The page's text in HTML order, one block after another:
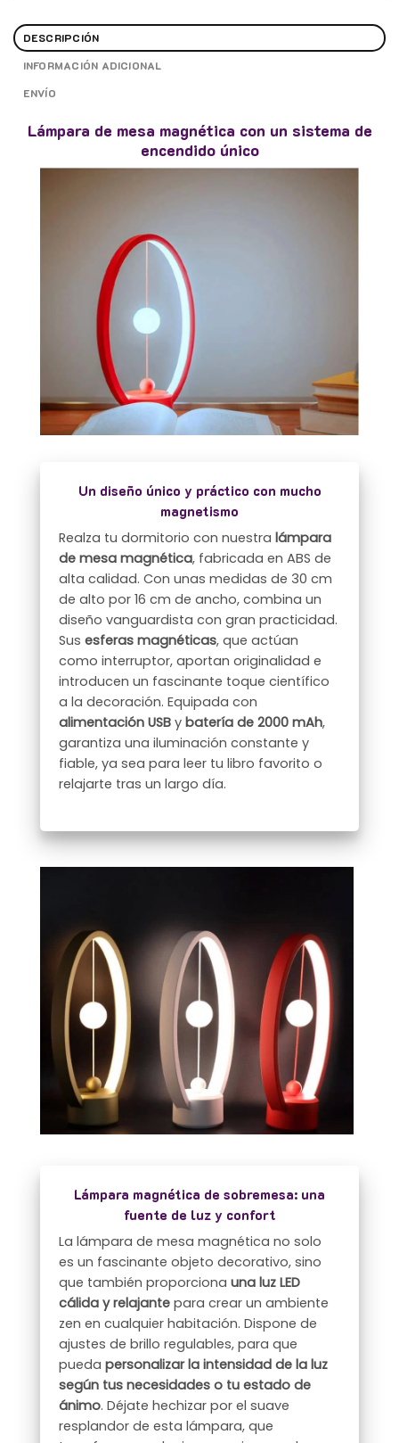
DESCRIPCIÓN
INFORMACIÓN ADICIONAL
ENVÍO
Lámpara de mesa magnética con un sistema de
encendido único
Un diseño único y práctico con mucho
magnetismo
Realza tu dormitorio con nuestralámpara
de mesa magnética, fabricada en ABS de
alta calidad. Con unas medidas de 30 cm
de alto por 16 cm de ancho, combina un
diseño vanguardista con gran practicidad.
Susesferas magnéticas, que actúan
como interruptor, aportan originalidad e
introducen un fascinante toque científico
a la decoración. Equipada con
alimentación USB ybatería de 2000 mAh,
garantiza una iluminación constante y
fiable, ya sea para leer tu libro favorito o
relajarte tras un largo día.
Lámpara magnética de sobremesa: una
fuente de luz y confort
La lámpara de mesa magnética no solo
es un fascinante objeto decorativo, sino
que también proporcionauna luz LED
cálida y relajante para crear un ambiente
zen en cualquier habitación. Dispone de
ajustes de brillo regulables, para que
puedapersonalizar la intensidad de la luz
según tus necesidades o tu estado de
ánimo. Déjate hechizar por el suave
resplandor de esta lámpara, que